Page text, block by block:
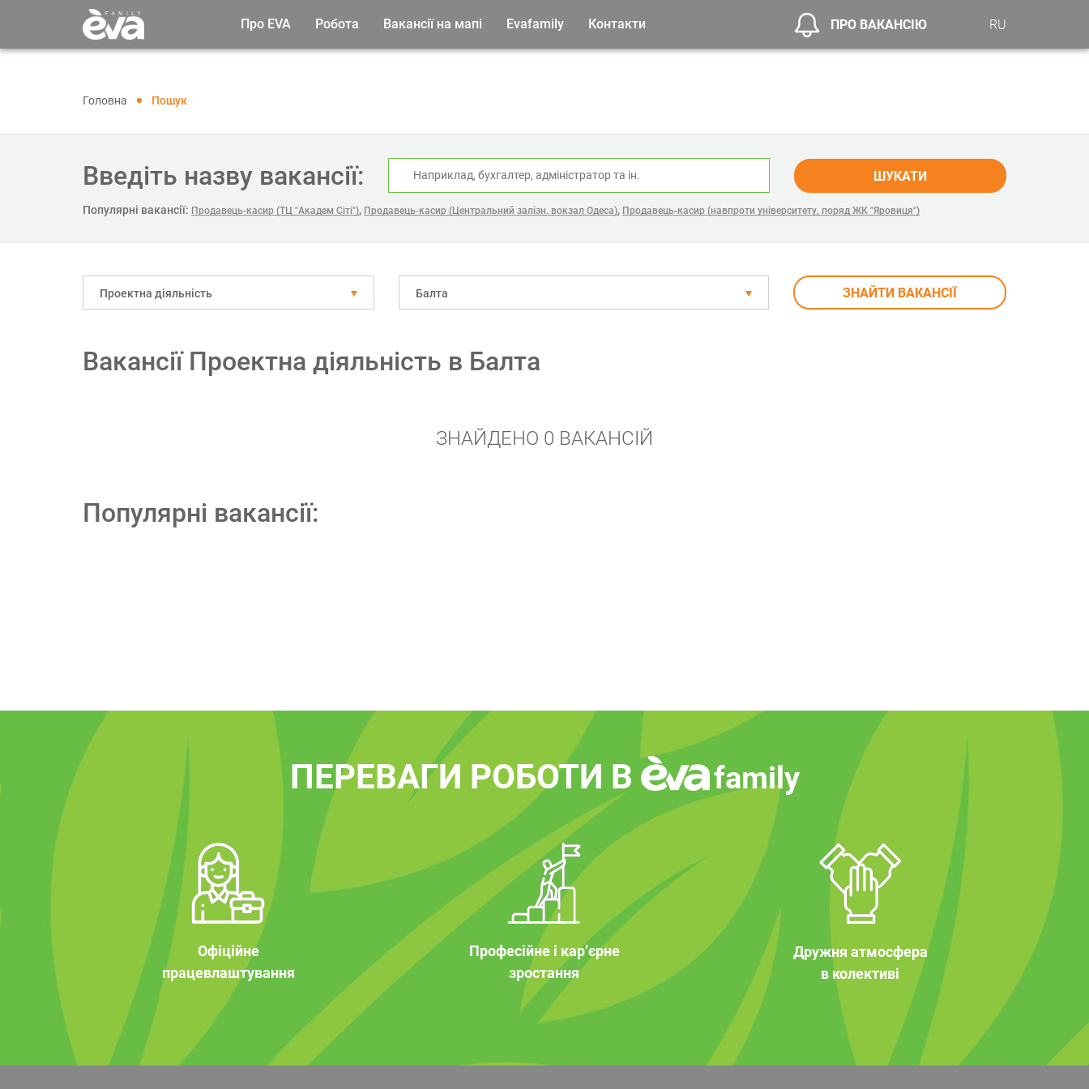
Про EVA Робота Вакансії на мапі Evafamily Контакти ПРО ВАКАНСІЮ RU
Головна Пошук
Введіть назву вакансії: ШУКАТИ
Популярні вакансії: Продавець-касир (ТЦ "Академ Сіті"), Продавець-касир (Центральний залізн. вокзал Одеса), Продавець-касир (навпроти університету, поряд ЖК "Яровиця")
Проектна діяльність Балта ЗНАЙТИ ВАКАНСІЇ
Вакансії Проектна діяльність в Балта
ЗНАЙДЕНО 0 ВАКАНСІЙ
Популярні вакансії:
ПЕРЕВАГИ РОБОТИ В family
Офіційне
працевлаштування
Професійне і кар’єрне
зростання
Дружня атмосфера
в колективі